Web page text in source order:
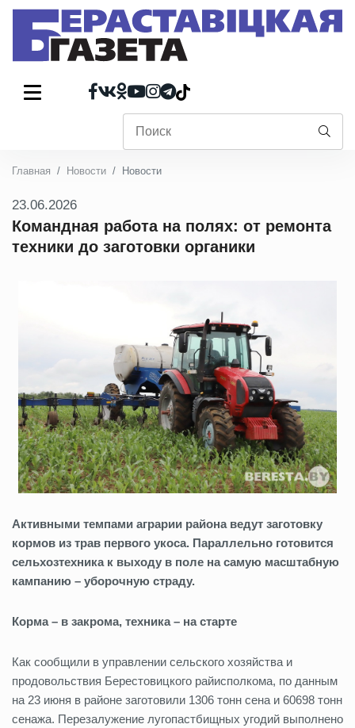
Главная Новости Новости
23.06.2026
Командная работа на полях: от ремонта
техники до заготовки органики
Активными темпами аграрии районаведут заготовку
кормов из трав первого укоса. Параллельно готовится
сельхозтехника к выходу в поле на самую масштабную
кампанию – уборочную страду.
Корма – в закрома, техника – на старте
Как сообщили в управлении сельского хозяйства и
продовольствия Берестовицкого райисполкома, по данным
на 23 июня в районе заготовили 1306 тонн сена и 60698 тонн
сенажа. Перезалужение лугопастбищных угодий выполнено